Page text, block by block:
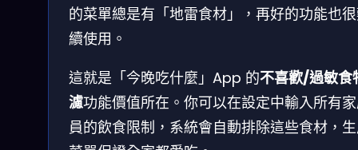
的菜單總是有「地雷食材」，再好的功能也
續使用。
這就是「今晚吃什麼」App 的不喜歡/過敏食
濾功能價值所在。你可以在設定中輸入所有
員的飲食限制，系統會自動排除這些食材，